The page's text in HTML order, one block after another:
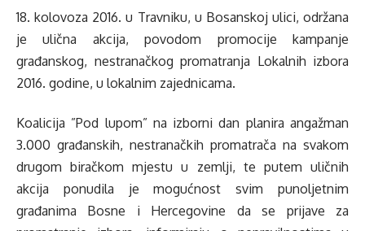
18. kolovoza 2016. u Travniku, u Bosanskoj ulici, održana
je ulična akcija, povodom promocije kampanje
građanskog, nestranačkog promatranja Lokalnih izbora
2016. godine, u lokalnim zajednicama.
Koalicija ”Pod lupom” na izborni dan planira angažman
3.000 građanskih, nestranačkih promatrača na svakom
drugom biračkom mjestu u zemlji, te putem uličnih
akcija ponudila je mogućnost svim punoljetnim
građanima Bosne i Hercegovine da se prijave za